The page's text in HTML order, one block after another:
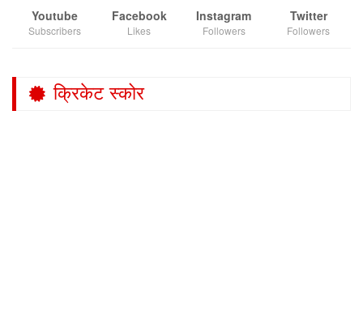
Youtube
Subscribers
Facebook
Likes
Instagram
Followers
Twitter
Followers
क्रिकेट स्कोर